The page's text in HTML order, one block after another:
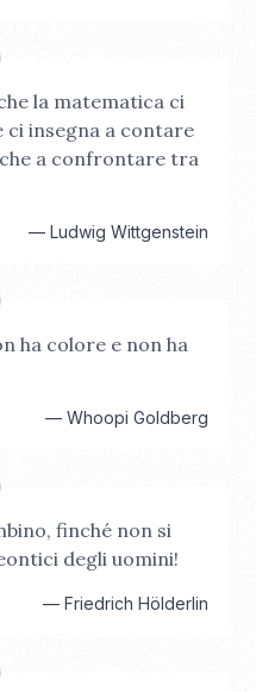
la matematica ci
ci insegna a contare
a confrontare tra
— Ludwig Wittgenstein
ha colore e non ha
— Whoopi Goldberg
finché non si
degli uomini!
— Friedrich Hölderlin